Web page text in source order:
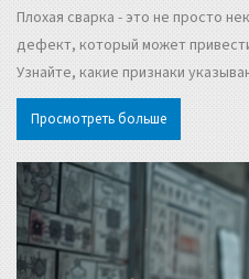
Плохая сварка - это не просто
дефект, который может
Узнайте, какие признаки
опасна и как избежать ошибок
Просмотреть больше